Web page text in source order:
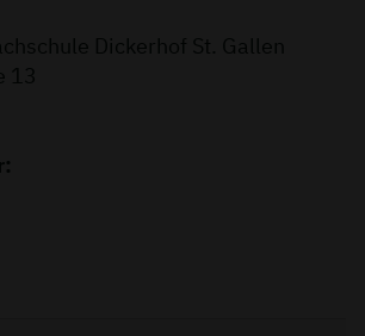
Dickerhof St. Gallen
13